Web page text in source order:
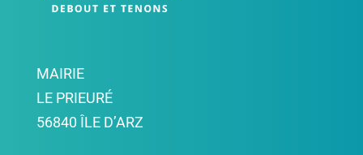
MAIRIE
LE PRIEURÉ
56840 ÎLE D’ARZ